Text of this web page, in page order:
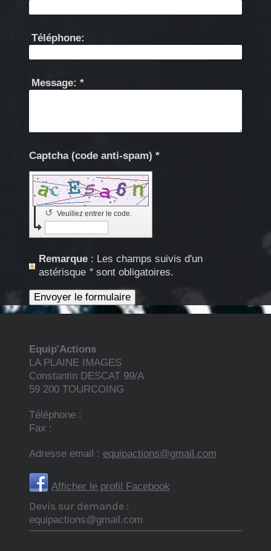
Téléphone:
Message: *
Captcha (code anti-spam) *
Veuillez entrer le code.
↺
Remarque : Les champs suivis d'un
astérisque * sont obligatoires.
Equip'Actions
LA PLAINE IMAGES
Constantin DESCAT 99/A
59 200 TOURCOING
Téléphone :
Fax :
Adresse email : equipactions@gmail.com
Afficher le profil Facebook
Devis sur demande :
equipactions@gmail.com